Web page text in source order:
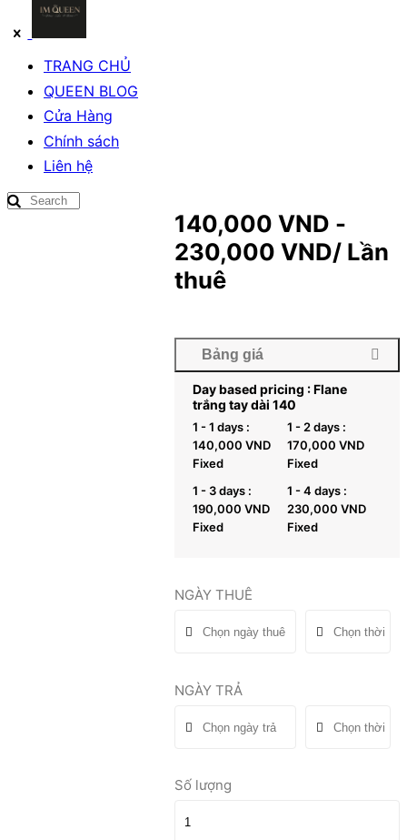
TRANG CHỦ
QUEEN BLOG
Cửa Hàng
Chính sách
Liên hệ
140,000VND -
230,000VND/ Lần
thuê
Bảng giá
Day based pricing : Flane
trắng tay dài 140
1 - 1 days :
140,000VND
Fixed
1 - 2 days :
170,000VND
Fixed
1 - 3 days :
190,000VND
Fixed
1 - 4 days :
230,000VND
Fixed
NGÀY THUÊ
NGÀY TRẢ
Số lượng